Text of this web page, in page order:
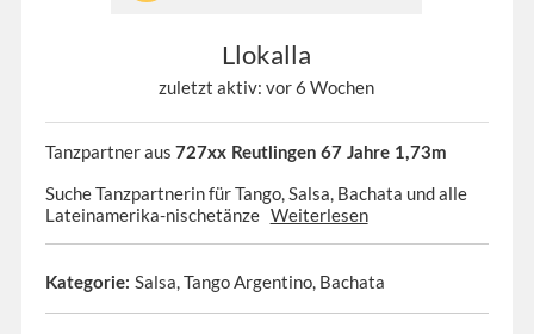
Llokalla
zuletzt aktiv: vor 6 Wochen
Tanzpartner aus 727xx Reutlingen 67 Jahre 1,73m
Suche Tanzpartnerin für Tango, Salsa, Bachata und alle
Lateinamerika-nischetänze Weiterlesen
Kategorie: Salsa, Tango Argentino, Bachata